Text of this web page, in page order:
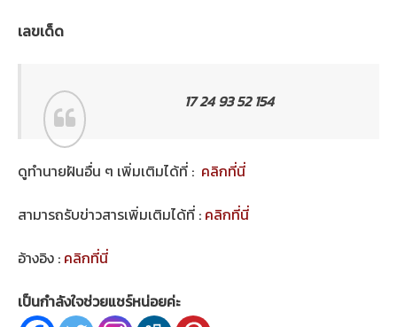
เลขเด็ด
17 24 93 52 154
ดูทำนายฝันอื่น ๆ เพิ่มเติมได้ที่ : คลิกที่นี่
สามารถรับข่าวสารเพิ่มเติมได้ที่ : คลิกที่นี่
อ้างอิง : คลิกที่นี่
เป็นกำลังใจช่วยแชร์หน่อยค่ะ